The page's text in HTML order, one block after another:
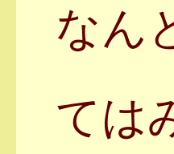
なん
ては